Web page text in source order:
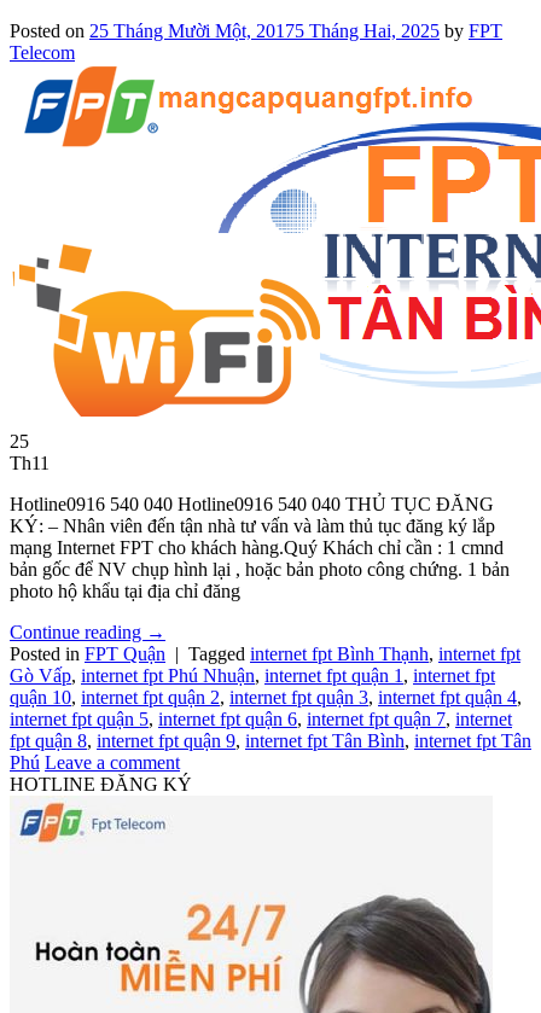
Posted on 25 Tháng Mười Một, 20175 Tháng Hai, 2025 by FPT
Telecom
25
Th11
Hotline0916 540 040 Hotline0916 540 040 THỦ TỤC ĐĂNG
KÝ: – Nhân viên đến tận nhà tư vấn và làm thủ tục đăng ký lắp
mạng Internet FPT cho khách hàng.Quý Khách chỉ cần : 1 cmnd
bản gốc để NV chụp hình lại , hoặc bản photo công chứng. 1 bản
photo hộ khẩu tại địa chỉ đăng
Continue reading →
Posted in FPT Quận | Tagged internet fpt Bình Thạnh, internet fpt
Gò Vấp, internet fpt Phú Nhuận, internet fpt quận 1 , internet fpt
quận 10, internet fpt quận 2, internet fpt quận 3, internet fpt quận 4,
internet fpt quận 5, internet fpt quận 6, internet fpt quận 7, internet
fpt quận 8, internet fpt quận 9, internet fpt Tân Bình, internet fpt Tân
Phú Leave a comment
HOTLINE ĐĂNG KÝ